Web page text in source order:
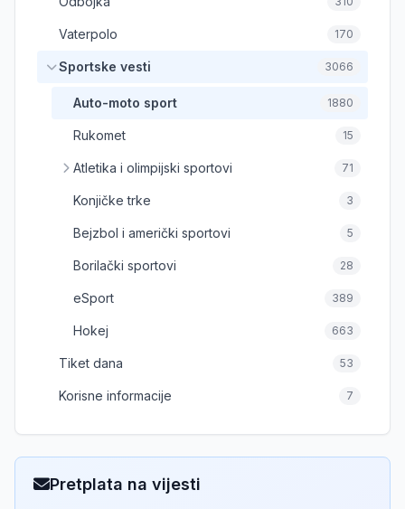
Vaterpolo 170
Sportske vesti 3066
Auto-moto sport 1880
Rukomet 15
Atletika i olimpijski sportovi 71
Konjičke trke 3
Bejzbol i američki sportovi 5
Borilački sportovi 28
eSport 389
Hokej 663
Tiket dana 53
Korisne informacije 7
Pretplata na vijesti